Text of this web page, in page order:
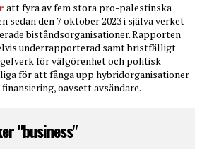
att fyra av fem stora pro-palestinska
sedan den 7 oktober 2023 i själva verket
biståndsorganisationer. Rapporten
underrapporterad samt bristfälligt
för välgörenhet och politisk
för att fånga upp hybridorganisationer
oavsett avsändare.
"business"